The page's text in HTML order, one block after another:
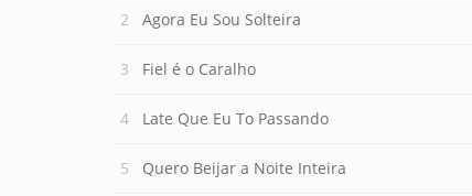
Agora Eu Sou Solteira
Fiel é o Caralho
Late Que Eu To Passando
Quero Beijar a Noite Inteira